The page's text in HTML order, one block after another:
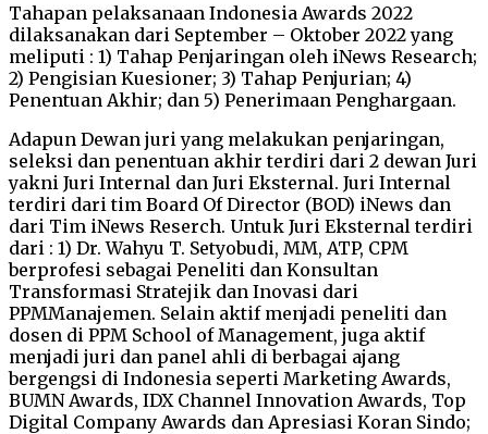
Tahapan pelaksanaan Indonesia Awards 2022
dilaksanakan dari September – Oktober 2022 yang
meliputi : 1) Tahap Penjaringan oleh iNews Research;
2) Pengisian Kuesioner; 3) Tahap Penjurian; 4)
Penentuan Akhir; dan 5) Penerimaan Penghargaan.
Adapun Dewan juri yang melakukan penjaringan,
seleksi dan penentuan akhir terdiri dari 2 dewan Juri
yakni Juri Internal dan Juri Eksternal. Juri Internal
terdiri dari tim Board Of Director (BOD) iNews dan
dari Tim iNews Reserch. Untuk Juri Eksternal terdiri
dari : 1) Dr. Wahyu T. Setyobudi, MM, ATP, CPM
berprofesi sebagai Peneliti dan Konsultan
Transformasi Stratejik dan Inovasi dari
PPMManajemen. Selain aktif menjadi peneliti dan
dosen di PPM School of Management, juga aktif
menjadi juri dan panel ahli di berbagai ajang
bergengsi di Indonesia seperti Marketing Awards,
BUMN Awards, IDX Channel Innovation Awards, Top
Digital Company Awards dan Apresiasi Koran Sindo;